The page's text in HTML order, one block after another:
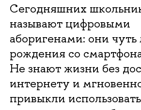
Сегодняшних
называют цифровыми
аборигенами: они чуть
рождения со
Не знают жизни без
интернету и
привыкли